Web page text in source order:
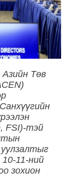
Төв
FSI)-тэй
уулзалтыг
11-ний
зохион